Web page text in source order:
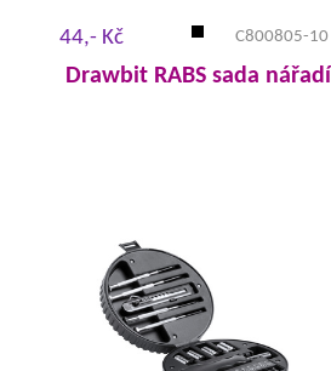
44,- Kč C800805-10
Drawbit RABS sada nářadí